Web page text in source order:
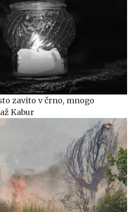
zavito v črno, mnogo
Kabur